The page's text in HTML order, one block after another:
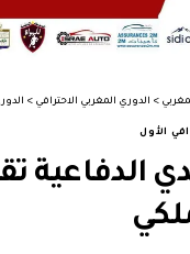
> الدوري المغربي الاحترافي >
الأول
الدفاعية